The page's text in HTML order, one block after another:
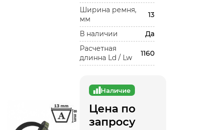
Ширина ремня,
мм
13
В наличии
Да
Расчетная
длинна Ld / Lw
1160
Наличие
Цена по
запросу